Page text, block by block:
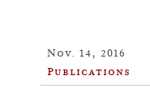
Nov. 14, 2016
Publications